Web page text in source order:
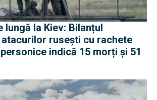
lungă la Kiev: Bilanțul
rusești cu rachete
indică 15 morți și 51